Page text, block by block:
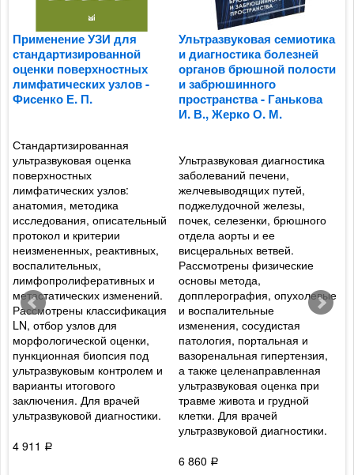
Применение УЗИ для
стандартизированной
оценки поверхностных
лимфатических узлов -
Фисенко Е. П.
Стандартизированная
ультразвуковая оценка
поверхностных
лимфатических узлов:
анатомия, методика
исследования, описательный
протокол и критерии
неизмененных, реактивных,
воспалительных,
лимфопролиферативных и
метастатических изменений.
Рассмотрены классификация
LN, отбор узлов для
морфологической оценки,
пункционная биопсия под
ультразвуковым контролем и
варианты итогового
заключения. Для врачей
ультразвуковой диагностики.
4 911
Р
Ультразвуковая семиотика
и диагностика болезней
органов брюшной полости
и забрюшинного
пространства - Ганькова
И. В., Жерко О. М.
Ультразвуковая диагностика
заболеваний печени,
желчевыводящих путей,
поджелудочной железы,
почек, селезенки, брюшного
отдела аорты и ее
висцеральных ветвей.
Рассмотрены физические
основы метода,
допплерография, опухолевые
и воспалительные
изменения, сосудистая
патология, портальная и
вазоренальная гипертензия,
а также целенаправленная
ультразвуковая оценка при
травме живота и грудной
клетки. Для врачей
ультразвуковой диагностики.
6 860 Р